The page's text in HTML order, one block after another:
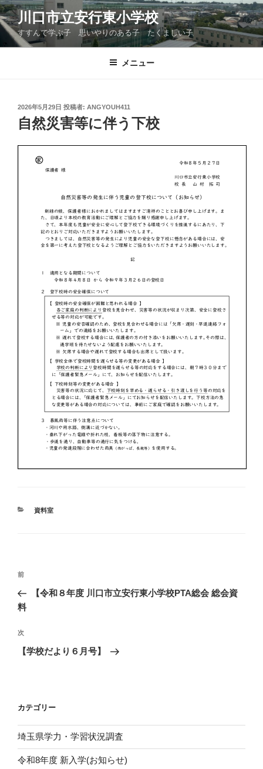
コ
ン
テ
ン
川口市立安行東小学校
すすんで学ぶ子 思いやりのある子 たくましい子
メニュー
投
稿
日:
2026年5月29日 投稿者: ANGYOUH411
自然災害等に伴う下校
カ
資料室
投
ナ
ゲ
ー
前
の
投
前
【令和８年度 川口市立安行東小学校PTA総会 総会資
料
次
の
次
【学校だより６月号】
カテゴリー
埼玉県学力・学習状況調査
令和8年度 新入学(お知らせ)